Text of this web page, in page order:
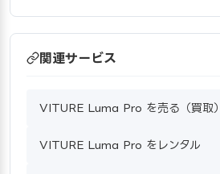
関連サービス
VITURE Luma Pro を売る（買取）
VITURE Luma Pro をレンタル